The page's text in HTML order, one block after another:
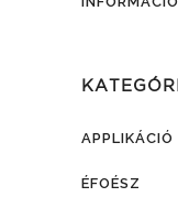
APPLIKÁCIÓ
ÉFOÉSZ